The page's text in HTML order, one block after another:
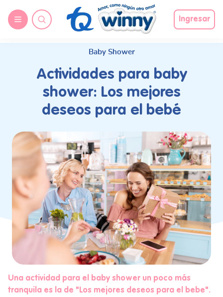
Ingresar
Baby Shower
Actividades para baby
shower: Los mejores
deseos para el bebé
Una actividad para el baby shower un poco más
tranquila es la de "Los mejores deseos para el bebe".